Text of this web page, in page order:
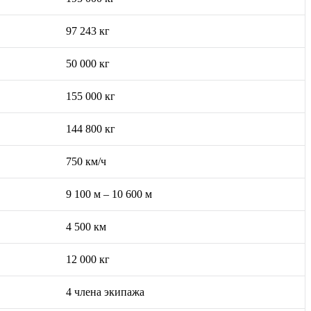
97 243 кг
50 000 кг
155 000 кг
144 800 кг
750 км/ч
9 100 м – 10 600 м
4 500 км
12 000 кг
4 члена экипажа